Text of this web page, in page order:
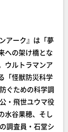
アーク』は「夢
への架け橋とな
ウルトラマンア
「怪獣防災科学
ぐための科学調
・飛世ユウマ役
水谷果穂、そし
調査員・石堂シ